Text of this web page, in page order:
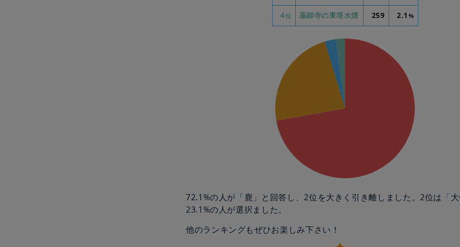
4位 薬師寺の東塔水煙 259 2.1 %
72.1%の人が「鹿」と回答し、2位を大きく引き離しました。2位は「
23.1%の人が選択ました。
他のランキングもぜひお楽しみ下さい！